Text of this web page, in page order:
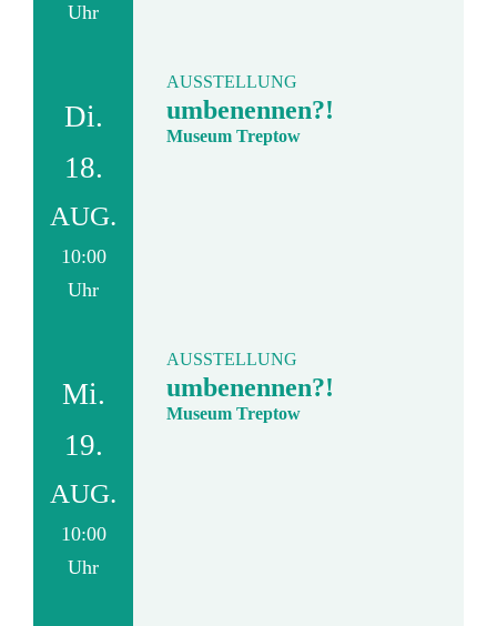
Uhr
Di.
18.
AUG.
10:00
Uhr
AUSSTELLUNG
umbenennen?!
Museum Treptow
Mi.
19.
AUG.
10:00
Uhr
AUSSTELLUNG
umbenennen?!
Museum Treptow